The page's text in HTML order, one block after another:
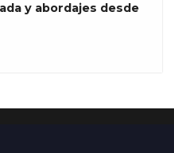
y abordajes desde